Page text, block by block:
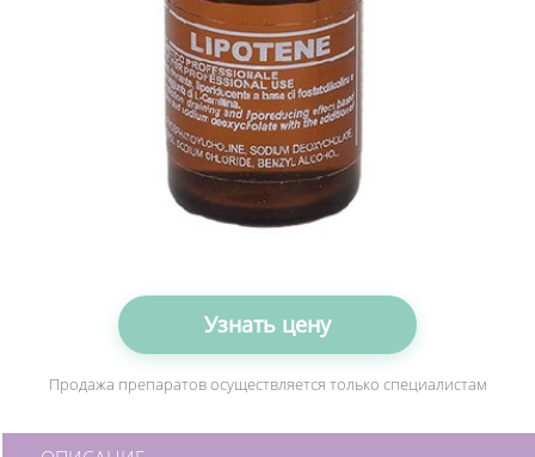
Узнать цену
Продажа препаратов осуществляется только специалистам